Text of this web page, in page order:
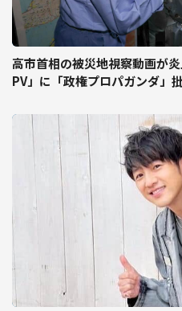
高市首相の被災地視察動画が
PV」に「政権プロパガンダ」